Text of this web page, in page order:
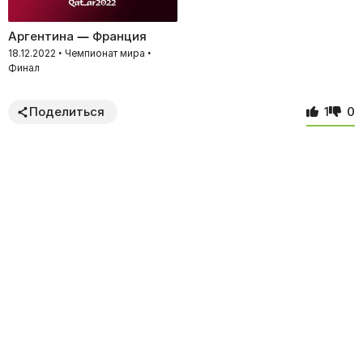
Аргентина — Франция
18.12.2022 • Чемпионат мира •
Финал
Поделиться 1 0